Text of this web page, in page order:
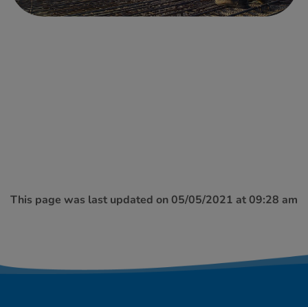
This page was last updated on 05/05/2021 at 09:28 am